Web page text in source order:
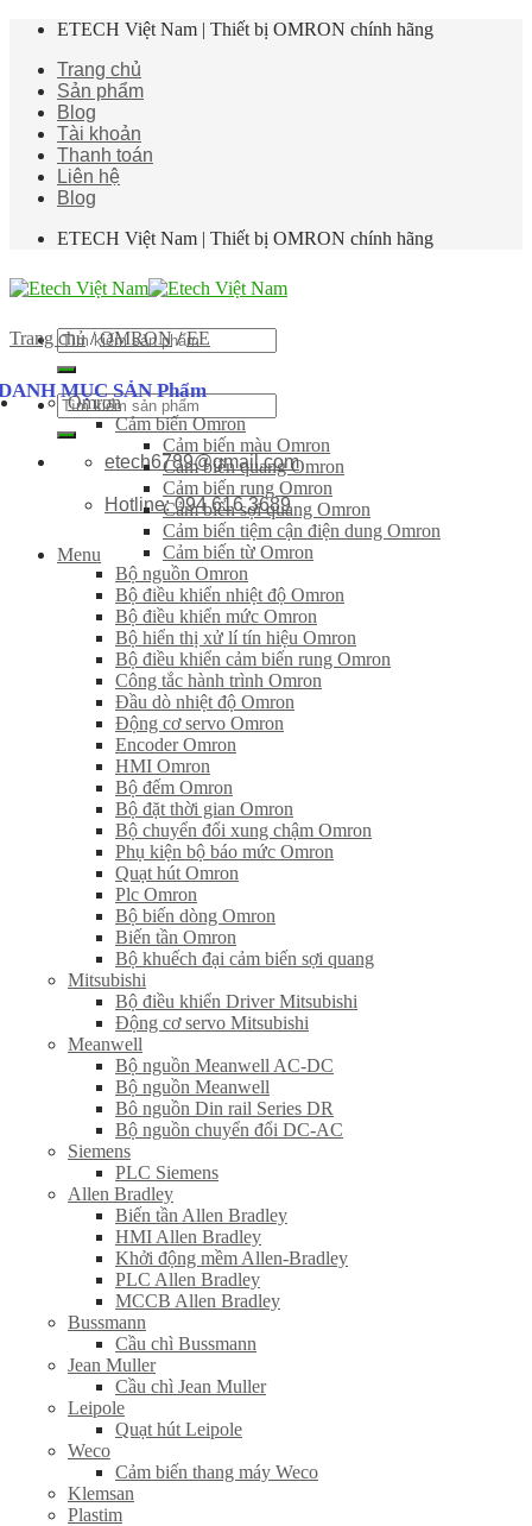
Skip
content
ETECH Việt Nam | Thiết bị OMRON chính hãng
Trang chủ
Sản phẩm
Blog
Tài khoản
Thanh toán
Liên hệ
Blog
ETECH Việt Nam | Thiết bị OMRON chính hãng
Tìm
kiếm:
Tìm
kiếm:
etech6789@gmail.com
Hotline: 094 616 3689
Menu
Trang chủ / OMRON / EE
MỤC SẢN Phẩm
Omron
Cảm biến Omron
Cảm biến màu Omron
Cảm biến quang Omron
Cảm biến rung Omron
Cảm biến sợi quang Omron
Cảm biến tiệm cận điện dung Omron
Cảm biến từ Omron
Bộ nguồn Omron
Bộ điều khiển nhiệt độ Omron
Bộ điều khiển mức Omron
Bộ hiển thị xử lí tín hiệu Omron
Bộ điều khiển cảm biến rung Omron
Công tắc hành trình Omron
Đầu dò nhiệt độ Omron
Động cơ servo Omron
Encoder Omron
HMI Omron
Bộ đếm Omron
Bộ đặt thời gian Omron
Bộ chuyển đổi xung chậm Omron
Phụ kiện bộ báo mức Omron
Quạt hút Omron
Plc Omron
Bộ biến dòng Omron
Biến tần Omron
Bộ khuếch đại cảm biến sợi quang
Mitsubishi
Bộ điều khiển Driver Mitsubishi
Động cơ servo Mitsubishi
Meanwell
Bộ nguồn Meanwell AC-DC
Bộ nguồn Meanwell
Bô nguồn Din rail Series DR
Bộ nguồn chuyển đổi DC-AC
Siemens
PLC Siemens
Allen Bradley
Biến tần Allen Bradley
HMI Allen Bradley
Khởi động mềm Allen-Bradley
PLC Allen Bradley
MCCB Allen Bradley
Bussmann
Cầu chì Bussmann
Jean Muller
Cầu chì Jean Muller
Leipole
Quạt hút Leipole
Weco
Cảm biến thang máy Weco
Klemsan
Plastim